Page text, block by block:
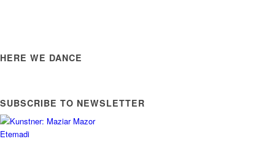
HERE WE DANCE
SUBSCRIBE TO NEWSLETTER